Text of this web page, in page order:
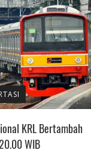
KRL Bertambah
WIB